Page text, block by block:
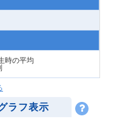
時の平均
ラフ表示